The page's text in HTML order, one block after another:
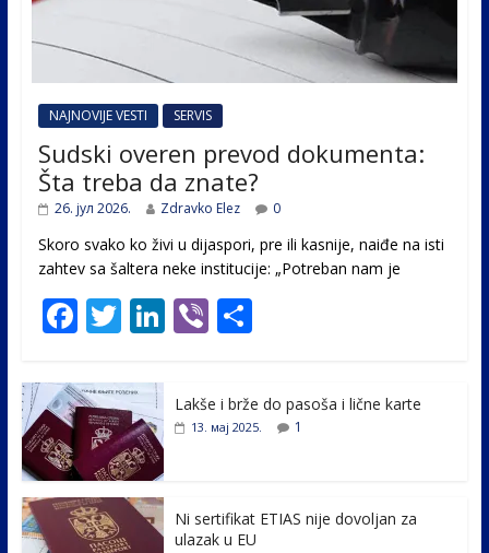
NAJNOVIJE VESTI SERVIS
Sudski overen prevod dokumenta:
Šta treba da znate?
26. јул 2026. Zdravko Elez 0
Skoro svako ko živi u dijaspori, pre ili kasnije, naiđe na isti
zahtev sa šaltera neke institucije: „Potreban nam je
F
e
b
o
o
k
T
itt
er
Li
e
Vi
er
S
ar
e
Lakše i brže do pasoša i lične karte
13. мај 2025. 1
Ni sertifikat ETIAS nije dovoljan za
ulazak u EU